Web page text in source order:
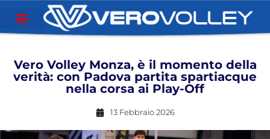
Vero Volley Monza, è il momento della
verità: con Padova partita spartiacque
nella corsa ai Play-Off
13 Febbraio 2026